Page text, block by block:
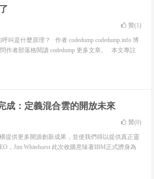
贊(1)
叫是什麼原理？ 作者 codedump codedump.info 博
作者部落格閱讀 codedump 更多文章。 本文專註
成：定義混合雲的開放未來
贊(0)
提供更多開源創新成果，並使我們得以提供真正靈
Jim Whitehurst 此次收購意味著IBM正式躋身為